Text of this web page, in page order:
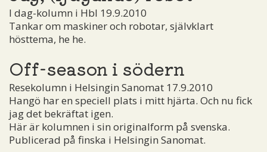
I dag-kolumn i Hbl 19.9.2010
Tankar om maskiner och robotar, självklart
hösttema, he he.
Off-season i södern
Resekolumn i Helsingin Sanomat 17.9.2010
Hangö har en speciell plats i mitt hjärta. Och nu fick
jag det bekräftat igen.
Här är kolumnen i sin originalform på svenska.
Publicerad på finska i Helsingin Sanomat.